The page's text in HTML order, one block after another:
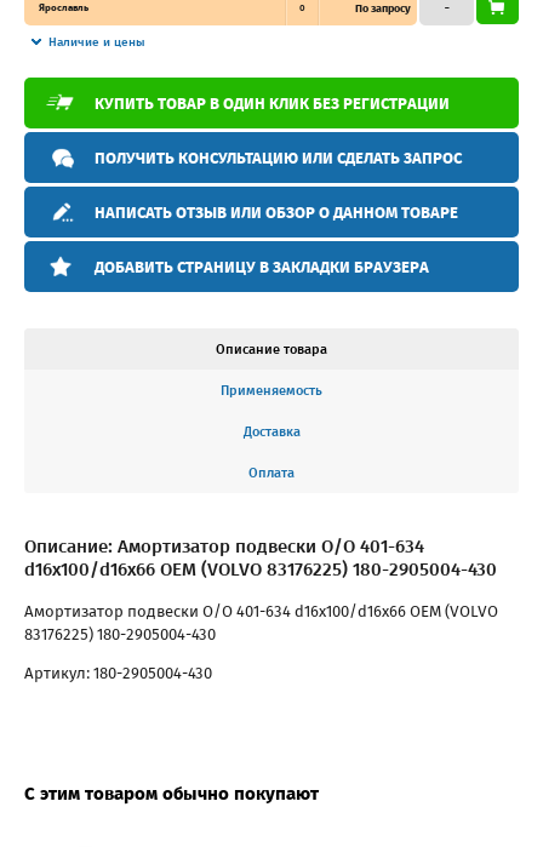
Ярославль 0 По запросу
Наличие и цены
–
КУПИТЬ ТОВАР В ОДИН КЛИК БЕЗ РЕГИСТРАЦИИ
ПОЛУЧИТЬ КОНСУЛЬТАЦИЮ ИЛИ СДЕЛАТЬ ЗАПРОС
НАПИСАТЬ ОТЗЫВ ИЛИ ОБЗОР О ДАННОМ ТОВАРЕ
ДОБАВИТЬ СТРАНИЦУ В ЗАКЛАДКИ БРАУЗЕРА
Описание товара
Применяемость
Доставка
Оплата
Описание: Амортизатор подвески O/O 401-634
d16x100/d16x66 OEM (VOLVO 83176225) 180-2905004-430
Амортизатор подвески O/O 401-634 d16x100/d16x66 OEM (VOLVO
83176225) 180-2905004-430
Артикул: 180-2905004-430
С этим товаром обычно покупают